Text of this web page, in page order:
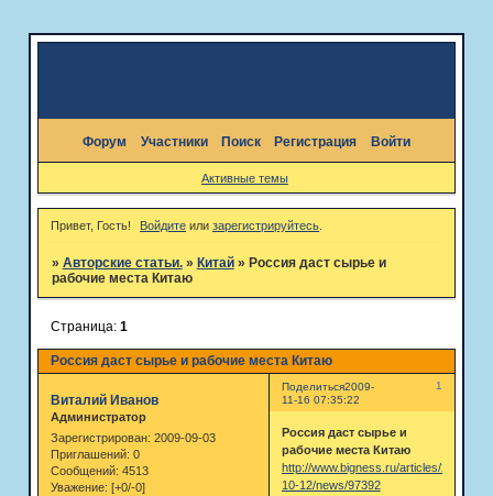
Форум Участники Поиск Регистрация Войти
Активные темы
Привет, Гость! Войдите илизарегистрируйтесь
» Авторские статьи. » Китай » Россия даст сырье и
рабочие места Китаю
Россия даст сырье и рабочие места Китаю
Страница: 1
Поделиться 1
2009-
11-16 07:35:22
Виталий Иванов
Администратор
Зарегистрирован: 2009-09-03
Приглашений: 0
Сообщений: 4513
Уважение: [+0/-0]
Россия даст сырье и
рабочие места Китаю
http://www.bigness.ru/articles/2009-
10-12/news/97392